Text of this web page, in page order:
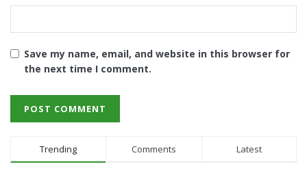
Save my name, email, and website in this browser for
the next time I comment.
Trending Comments Latest